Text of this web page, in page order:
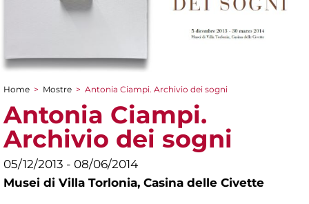
Tu sei qui
Home > Mostre > Antonia Ciampi. Archivio dei sogni
Antonia Ciampi.
Archivio dei sogni
05/12/2013 - 08/06/2014
Musei di Villa Torlonia, Casina delle Civette